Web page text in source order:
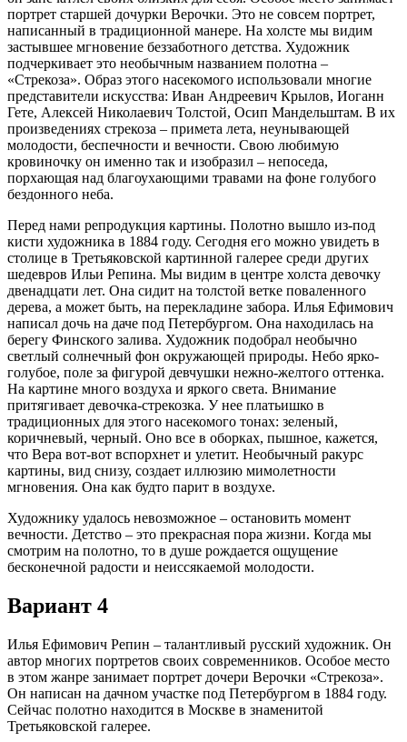
портрет старшей дочурки Верочки. Это не совсем портрет,
написанный в традиционной манере. На холсте мы видим
застывшее мгновение беззаботного детства. Художник
подчеркивает это необычным названием полотна –
«Стрекоза». Образ этого насекомого использовали многие
представители искусства: Иван Андреевич Крылов, Иоганн
Гете, Алексей Николаевич Толстой, Осип Мандельштам. В их
произведениях стрекоза – примета лета, неунывающей
молодости, беспечности и вечности. Свою любимую
кровиночку он именно так и изобразил – непоседа,
порхающая над благоухающими травами на фоне голубого
бездонного неба.
Перед нами репродукция картины. Полотно вышло из-под
кисти художника в 1884 году. Сегодня его можно увидеть в
столице в Третьяковской картинной галерее среди других
шедевров Ильи Репина. Мы видим в центре холста девочку
двенадцати лет. Она сидит на толстой ветке поваленного
дерева, а может быть, на перекладине забора. Илья Ефимович
написал дочь на даче под Петербургом. Она находилась на
берегу Финского залива. Художник подобрал необычно
светлый солнечный фон окружающей природы. Небо ярко-
голубое, поле за фигурой девчушки нежно-желтого оттенка.
На картине много воздуха и яркого света. Внимание
притягивает девочка-стрекозка. У нее платьишко в
традиционных для этого насекомого тонах: зеленый,
коричневый, черный. Оно все в оборках, пышное, кажется,
что Вера вот-вот вспорхнет и улетит. Необычный ракурс
картины, вид снизу, создает иллюзию мимолетности
мгновения. Она как будто парит в воздухе.
Художнику удалось невозможное – остановить момент
вечности. Детство – это прекрасная пора жизни. Когда мы
смотрим на полотно, то в душе рождается ощущение
бесконечной радости и неиссякаемой молодости.
Вариант 4
Илья Ефимович Репин – талантливый русский художник. Он
автор многих портретов своих современников. Особое место
в этом жанре занимает портрет дочери Верочки «Стрекоза».
Он написан на дачном участке под Петербургом в 1884 году.
Сейчас полотно находится в Москве в знаменитой
Третьяковской галерее.